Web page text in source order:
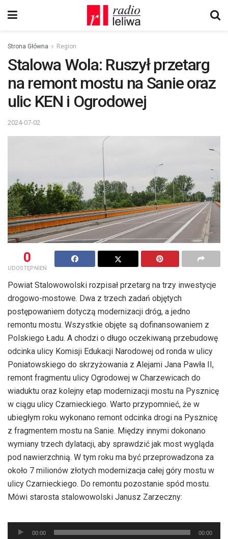
Strona Główna Region
Stalowa Wola: Ruszył przetarg
na remont mostu na Sanie oraz
ulic KEN i Ogrodowej
2024-07-02
0
UDOSTĘPNIEŃ
Powiat Stalowowolski rozpisał przetarg na trzy inwestycje
drogowo-mostowe. Dwa z trzech zadań objętych
postępowaniem dotyczą modernizacji dróg, a jedno
remontu mostu. Wszystkie objęte są dofinansowaniem z
Polskiego Ładu. A chodzi o długo oczekiwaną przebudowę
odcinka ulicy Komisji Edukacji Narodowej od ronda w ulicy
Poniatowskiego do skrzyżowania z Alejami Jana Pawła II,
remont fragmentu ulicy Ogrodowej w Charzewicach do
wiaduktu oraz kolejny etap modernizacji mostu na Pysznicę
w ciągu ulicy Czarnieckiego. Warto przypomnieć, że w
ubiegłym roku wykonano remont odcinka drogi na Pysznicę
z fragmentem mostu na Sanie. Między innymi dokonano
wymiany trzech dylatacji, aby sprawdzić jak most wygląda
pod nawierzchnią. W tym roku ma być przeprowadzona za
około 7 milionów złotych modernizacja całej góry mostu w
ulicy Czarnieckiego. Do remontu pozostanie spód mostu.
Mówi starosta stalowowolski Janusz Zarzeczny:
Odtwarzacz
plików
00:00 00:00